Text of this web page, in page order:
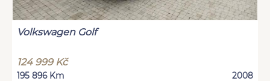
Volkswagen Golf
124 999 Kč
195 896 Km 2008